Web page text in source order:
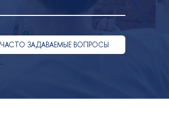
ЧАСТО ЗАДАВАЕМЫЕ ВОПРОСЫ